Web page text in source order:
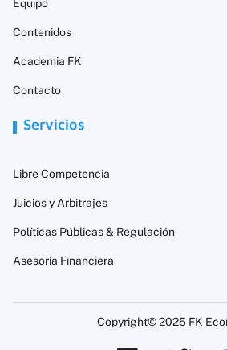
Equipo
Contenidos
Academia FK
Contacto
Servicios
Libre Competencia
Juicios y Arbitrajes
Políticas Públicas & Regulación
Asesoría Financiera
Copyright© 2025 FK